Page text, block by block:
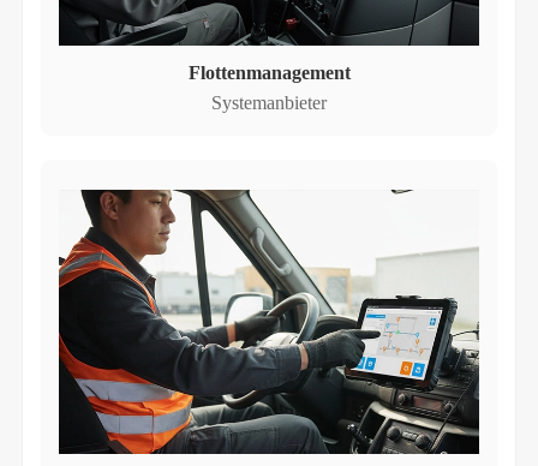
Flottenmanagement
Systemanbieter